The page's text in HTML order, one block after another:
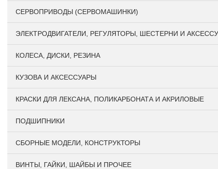
СЕРВОПРИВОДЫ (СЕРВОМАШИНКИ)
ЭЛЕКТРОДВИГАТЕЛИ, РЕГУЛЯТОРЫ, ШЕСТЕРНИ И
КОЛЕСА, ДИСКИ, РЕЗИНА
КУЗОВА И АКСЕССУАРЫ
КРАСКИ ДЛЯ ЛЕКСАНА, ПОЛИКАРБОНАТА И АКРИЛОВЫЕ
ПОДШИПНИКИ
CБОРНЫЕ МОДЕЛИ, КОНСТРУКТОРЫ
ВИНТЫ, ГАЙКИ, ШАЙБЫ И ПРОЧЕЕ